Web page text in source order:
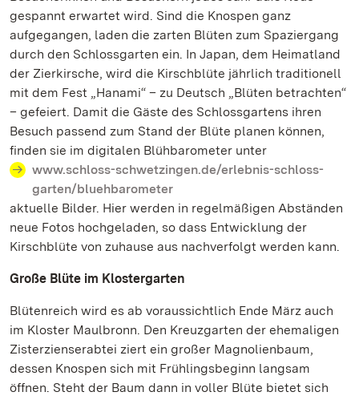
gespannt erwartet wird. Sind die Knospen ganz
aufgegangen, laden die zarten Blüten zum Spaziergang
durch den Schlossgarten ein. In Japan, dem Heimatland
der Zierkirsche, wird die Kirschblüte jährlich traditionell
mit dem Fest „Hanami“ – zu Deutsch „Blüten betrachten“
– gefeiert. Damit die Gäste des Schlossgartens ihren
Besuch passend zum Stand der Blüte planen können,
finden sie im digitalen Blühbarometer unter
www.schloss-schwetzingen.de/erlebnis-schloss-
garten/bluehbarometer
aktuelle Bilder. Hier werden in regelmäßigen Abständen
neue Fotos hochgeladen, so dass Entwicklung der
Kirschblüte von zuhause aus nachverfolgt werden kann.
Große Blüte im Klostergarten
Blütenreich wird es ab voraussichtlich Ende März auch
im Kloster Maulbronn. Den Kreuzgarten der ehemaligen
Zisterzienserabtei ziert ein großer Magnolienbaum,
dessen Knospen sich mit Frühlingsbeginn langsam
öffnen. Steht der Baum dann in voller Blüte bietet sich